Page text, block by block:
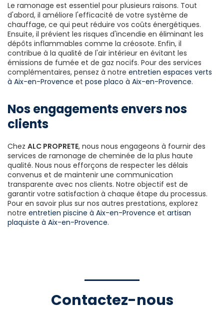
Le ramonage est essentiel pour plusieurs raisons. Tout
d'abord, il améliore l'efficacité de votre système de
chauffage, ce qui peut réduire vos coûts énergétiques.
Ensuite, il prévient les risques d'incendie en éliminant les
dépôts inflammables comme la créosote. Enfin, il
contribue à la qualité de l'air intérieur en évitant les
émissions de fumée et de gaz nocifs. Pour des services
complémentaires, pensez à notre entretien espaces verts
à Aix-en-Provence et pose placo à Aix-en-Provence.
Nos engagements envers nos
clients
Chez ALC PROPRETE, nous nous engageons à fournir des
services de ramonage de cheminée de la plus haute
qualité. Nous nous efforçons de respecter les délais
convenus et de maintenir une communication
transparente avec nos clients. Notre objectif est de
garantir votre satisfaction à chaque étape du processus.
Pour en savoir plus sur nos autres prestations, explorez
notre entretien piscine à Aix-en-Provence et artisan
plaquiste à Aix-en-Provence.
Contactez-nous